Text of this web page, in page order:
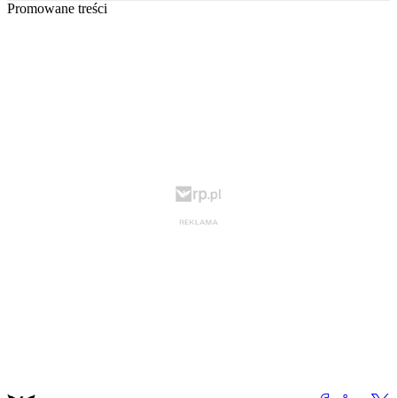
Promowane treści